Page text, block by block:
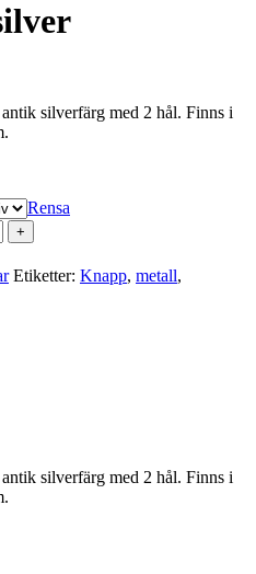
silverfärg med 2 hål. Finns i
Rensa
Etiketter: Knapp, metall,
silverfärg med 2 hål. Finns i